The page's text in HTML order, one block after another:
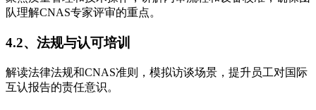
队理解CNAS专家评审的重点。
4.2、法规与认可培训
解读法律法规和CNAS准则，模拟访谈场景，提升员工对国际
互认报告的责任意识。